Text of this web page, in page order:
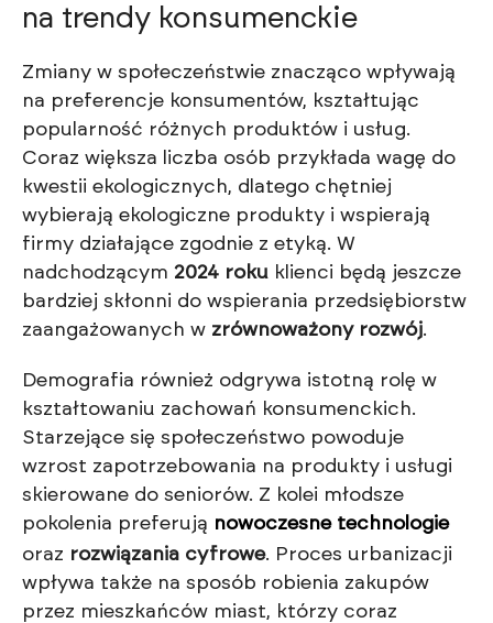
na trendy konsumenckie
Zmiany w społeczeństwie znacząco wpływają
na preferencje konsumentów, kształtując
popularność różnych produktów i usług.
Coraz większa liczba osób przykłada wagę do
kwestii ekologicznych, dlatego chętniej
wybierają ekologiczne produkty i wspierają
firmy działające zgodnie z etyką. W
nadchodzącym 2024 roku klienci będą jeszcze
bardziej skłonni do wspierania przedsiębiorstw
zaangażowanych w zrównoważony rozwój.
Demografia również odgrywa istotną rolę w
kształtowaniu zachowań konsumenckich.
Starzejące się społeczeństwo powoduje
wzrost zapotrzebowania na produkty i usługi
skierowane do seniorów. Z kolei młodsze
pokolenia preferują nowoczesne technologie
oraz rozwiązania cyfrowe. Proces urbanizacji
wpływa także na sposób robienia zakupów
przez mieszkańców miast, którzy coraz